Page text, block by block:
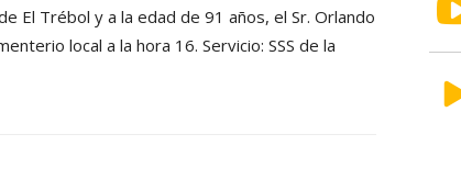
El Trébol y a la edad de 91 años, el Sr. Orlando
local a la hora 16. Servicio: SSS de la